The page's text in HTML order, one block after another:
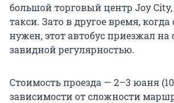
большой торговый центр Joy City,
такси. Зато в другое время,
нужен, этот автобус приезжал на
завидной регулярностью.
Стоимость проезда — 2–3 юаня
зависимости от сложности